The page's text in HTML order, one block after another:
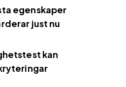
egenskaper
just nu
kan